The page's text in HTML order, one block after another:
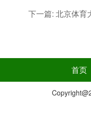
下一篇: 北京体育
首页